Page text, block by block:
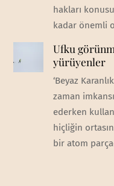
hakları
kadar önemli
Ufku
yürüyenler
‘Beyaz
zaman
ederken
hiçliğin
bir atom